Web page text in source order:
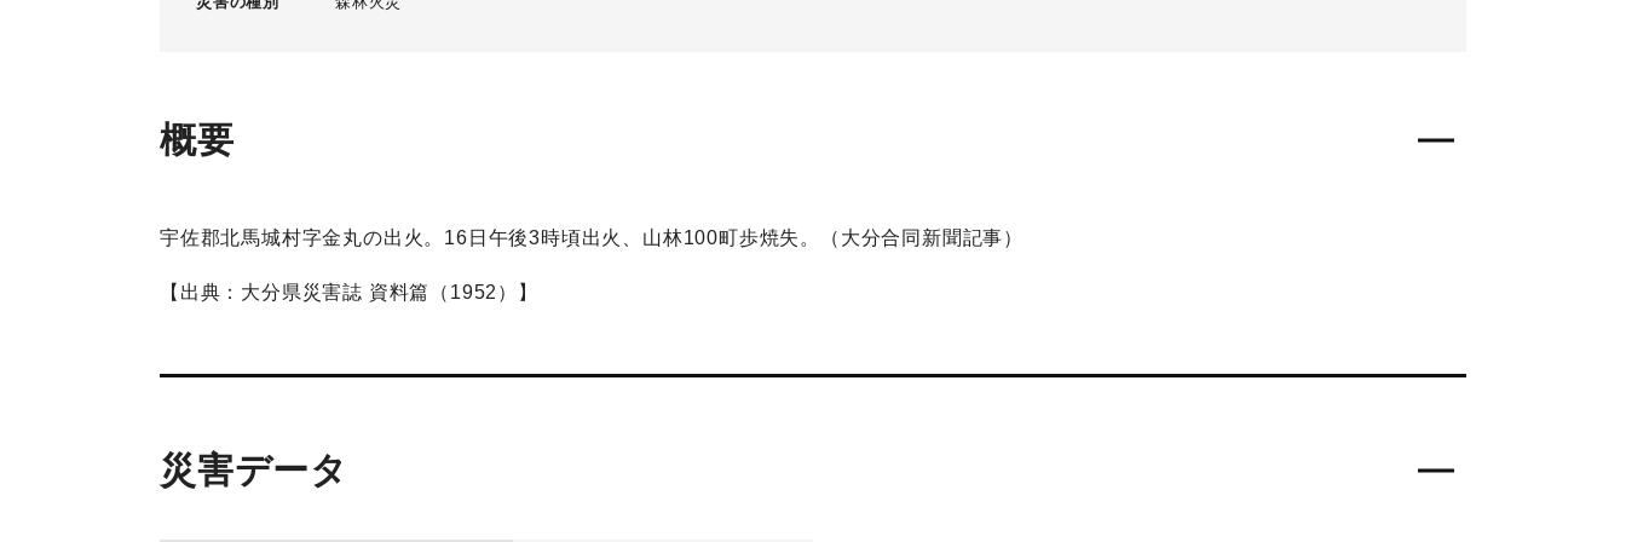
概要
宇佐郡北馬城村字金丸の出火。16日午後3時頃出火、山林100町歩焼失。（大分合同新聞記事）
【出典：大分県災害誌 資料篇（1952）】
災害データ